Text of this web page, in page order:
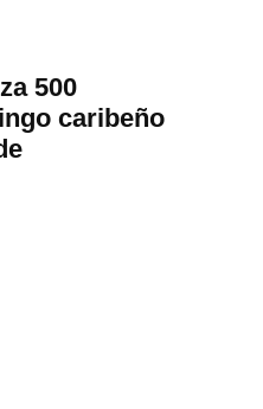
500
caribeño